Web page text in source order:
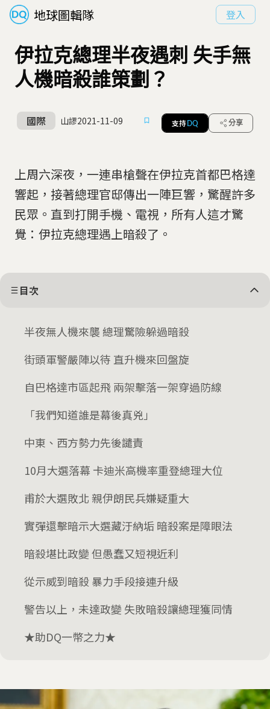
地球圖輯隊 登入
伊拉克總理半夜遇刺 失手無
人機暗殺誰策劃？
國際 山謬2021-11-09 支持 DQ 分享
上周六深夜，一連串槍聲在伊拉克首都巴格達
響起，接著總理官邸傳出一陣巨響，驚醒許多
民眾。直到打開手機、電視，所有人這才驚
覺：伊拉克總理遇上暗殺了。
目次
半夜無人機來襲 總理驚險躲過暗殺
街頭軍警嚴陣以待 直升機來回盤旋
自巴格達市區起飛 兩架擊落一架穿過防線
「我們知道誰是幕後真兇」
中東、西方勢力先後譴責
10月大選落幕 卡迪米高機率重登總理大位
甫於大選敗北 親伊朗民兵嫌疑重大
實彈還擊暗示大選藏汙納垢 暗殺案是障眼法
暗殺堪比政變 但愚蠢又短視近利
從示威到暗殺 暴力手段接連升級
警告以上，未達政變 失敗暗殺讓總理獲同情
★助DQ一幣之力★